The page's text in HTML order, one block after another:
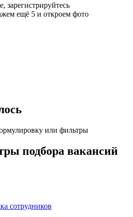
зарегистрируйтесь
ещё 5 и откроем фото
или фильтры
подбора вакансий
сотрудников